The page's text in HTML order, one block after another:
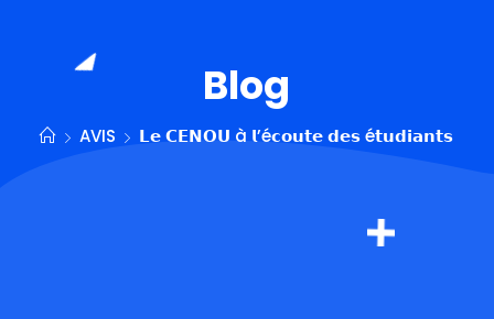
Blog
AVIS 𝗟𝗲 𝗖𝗘𝗡𝗢𝗨 à 𝗹’é𝗰𝗼𝘂𝘁𝗲 𝗱𝗲𝘀 é𝘁𝘂𝗱𝗶𝗮𝗻𝘁𝘀